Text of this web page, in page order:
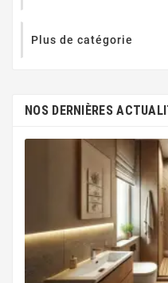
Plus de catégorie
NOS DERNIÈRES